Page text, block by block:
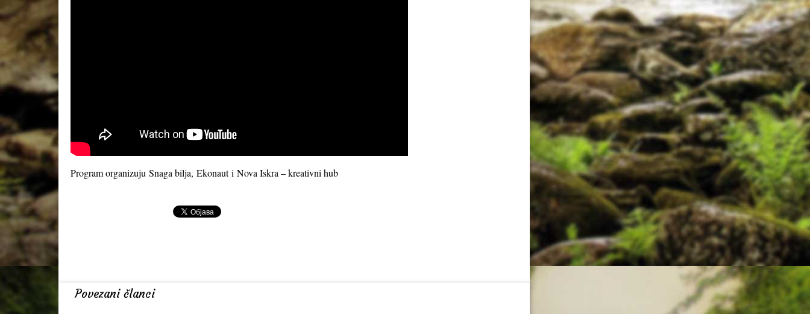
Program organizuju Snaga bilja, Ekonauti Nova Iskra – kreativni hub
Povezani članci